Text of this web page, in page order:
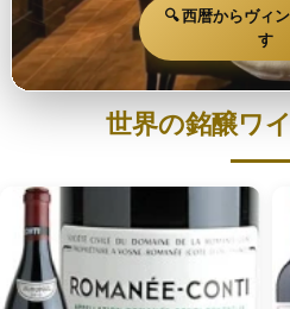
🔍 西暦からヴィ
す
世界の銘醸ワ